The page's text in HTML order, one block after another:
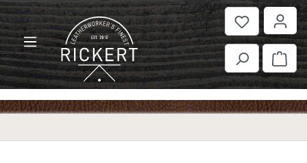
Zum Hauptinhalt springen